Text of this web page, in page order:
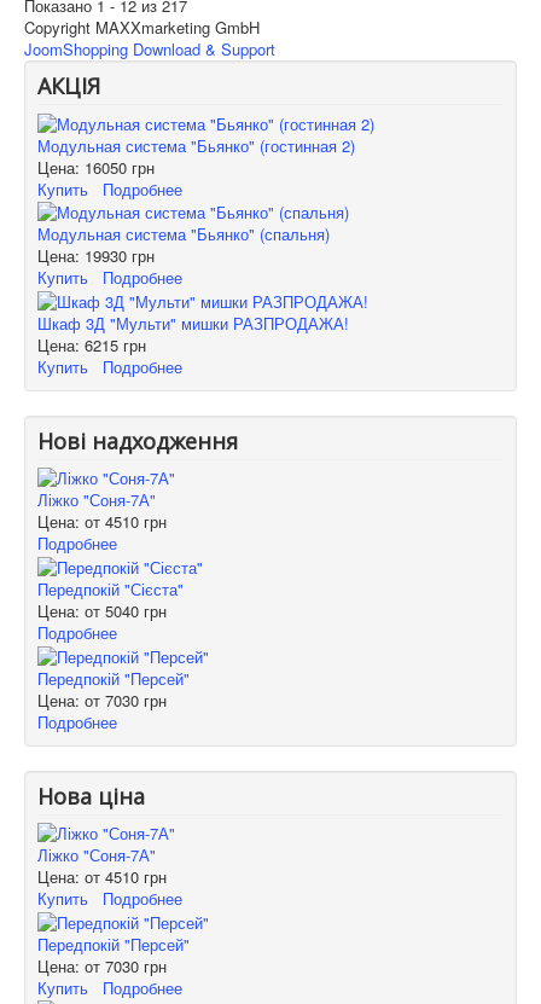
Показано 1 - 12 из 217
Copyright MAXXmarketing GmbH
JoomShopping Download & Support
АКЦІЯ
Модульная система "Бьянко" (гостинная 2)
Цена: 16050 грн
Купить
Подробнее
Модульная система "Бьянко" (спальня)
Цена: 19930 грн
Купить
Подробнее
Шкаф 3Д "Мульти" мишки РАЗПРОДАЖА!
Цена: 6215 грн
Купить
Подробнее
Нові надходження
Ліжко "Соня-7А"
Цена: от 4510 грн
Подробнее
Передпокій "Сієста"
Цена: от 5040 грн
Подробнее
Передпокій "Персей"
Цена: от 7030 грн
Подробнее
Нова ціна
Ліжко "Соня-7А"
Цена: от 4510 грн
Купить
Подробнее
Передпокій "Персей"
Цена: от 7030 грн
Купить
Подробнее